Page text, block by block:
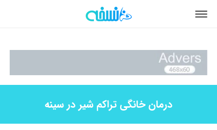
درمان خانگی تراکم شیر در سینه